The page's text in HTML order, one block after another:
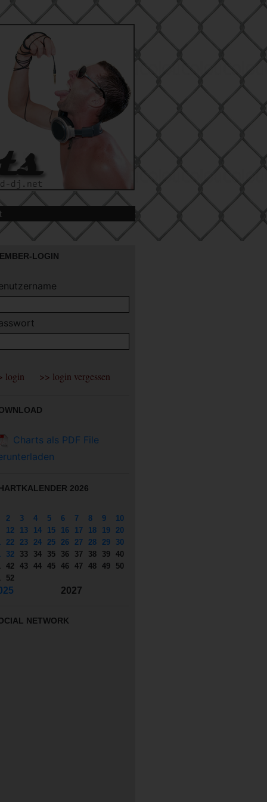
LOGIN
Charts als PDF File
2026
2 3 4 5 6 7 8 9
10
12 13 14 15 16 17 18 19
20
22 23 24 25 26 27 28 29
30
32 33 34 35 36 37 38 39 40
42 43 44 45 46 47 48 49
50
52
2027
NETWORK